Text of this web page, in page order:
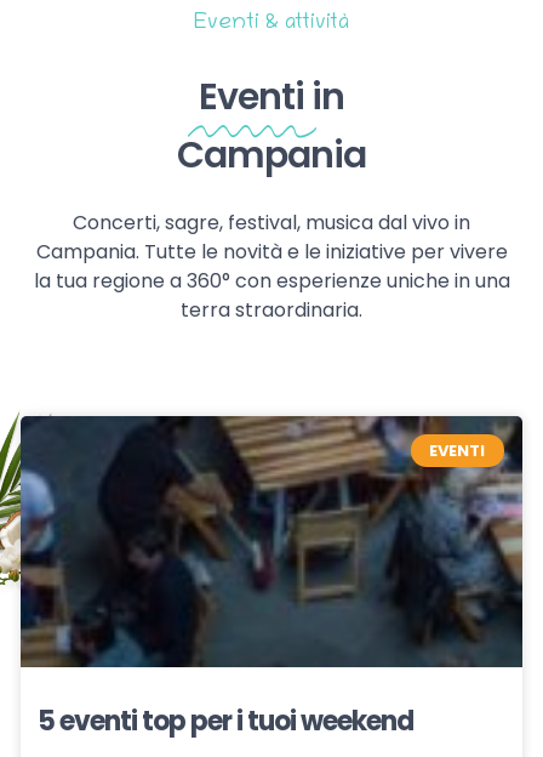
Eventi & attività
Eventi in
Campania
Concerti, sagre, festival, musica dal vivo in
Campania. Tutte le novità e le iniziative per vivere
la tua regione a 360° con esperienze uniche in una
terra straordinaria.
EVENTI
5 eventi top per i tuoi weekend